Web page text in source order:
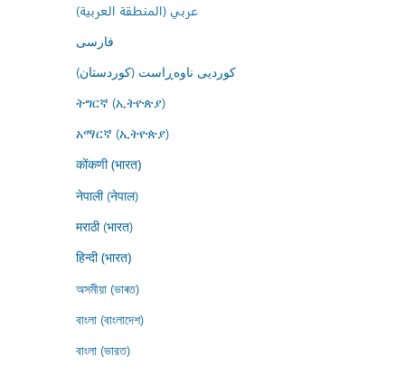
عربي (المنطقة العربية)
فارسى
کوردیی ناوەڕاست (کوردستان)
ትግርኛ (ኢትዮጵያ)
አማርኛ (ኢትዮጵያ)
कोंकणी (भारत)
नेपाली (नेपाल)
मराठी (भारत)
हिन्दी (भारत)
অসমীয়া (ভাৰত)
বাংলা (বাংলাদেশ)
বাংলা (ভারত)